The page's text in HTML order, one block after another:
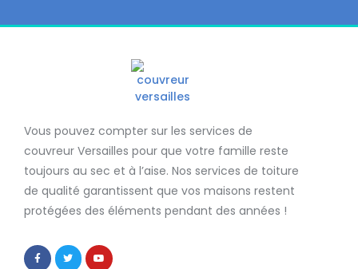
Vous pouvez compter sur les services de
couvreur Versailles pour que votre famille reste
toujours au sec et à l’aise. Nos services de toiture
de qualité garantissent que vos maisons restent
protégées des éléments pendant des années !